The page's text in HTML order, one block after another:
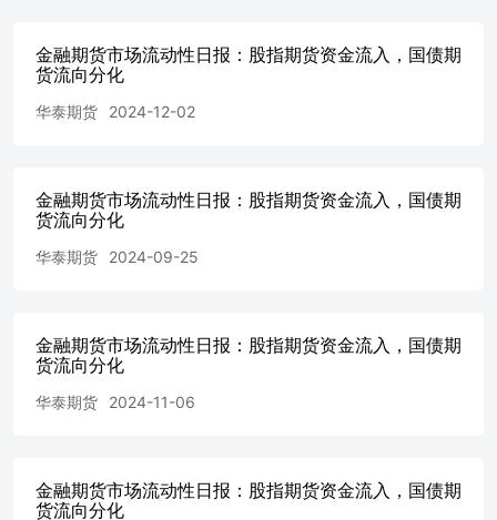
研究院 数据来源：Wind华泰期货研究院 数据来源：Wind华
泰期货研究院 数据来源：天软Wind华泰期货研究院 数据来
源：天软Wind华泰期货研究院 数据来源：天软Wind华泰期
货研究院 免责声明 本报告基于本公司认为可靠的、已公开
所载意见、评估及预测不一致的研究报告。本公司不保证本
报告所含信息保持在最新状态。本公司对本报告所含信息可
在不发出通知的情形下做出修改，投资者应当自行关注相应
造成的一切后果，本公司及作者均不承担任何法律责任。
本报告版权仅为本公司所有。未经本公司书面许可，任何机
构或个人不得以翻版、复制、发表、引用或再次分发他人等
任何形式侵犯本公司版权。如征得本公司同意进行引用、刊
修改。本公司保留追究相关责任的权利。所有本报告中使用
的商标、服务标记及标记均为本公司的商标、服务标记及标
金融期货市场流动性日报：股指期货资金流入，国债期
货流向分化
华泰期货 2024-12-02
金融期货市场流动性日报：股指期货资金流入，国债期
货流向分化
华泰期货 2024-09-25
金融期货市场流动性日报：股指期货资金流入，国债期
货流向分化
华泰期货 2024-11-06
金融期货市场流动性日报：股指期货资金流入，国债期
货流向分化